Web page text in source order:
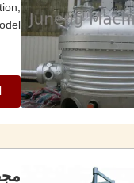
...